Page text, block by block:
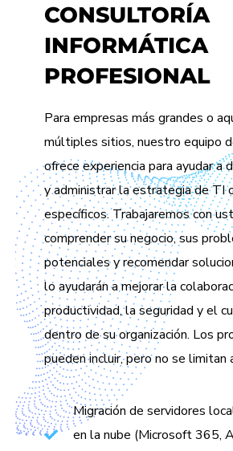
CONSULTORÍA
INFORMÁTICA
PROFESIONAL
Para empresas más grandes o
múltiples sitios, nuestro equipo
ofrece experiencia para ayudar a
y administrar la estrategia de TI
específicos. Trabajaremos con
comprender su negocio, sus
potenciales y recomendar
lo ayudarán a mejorar la
productividad, la seguridad y el
dentro de su organización. Los
pueden incluir, pero no se limitan
Migración de servidores
en la nube (Microsoft 365,